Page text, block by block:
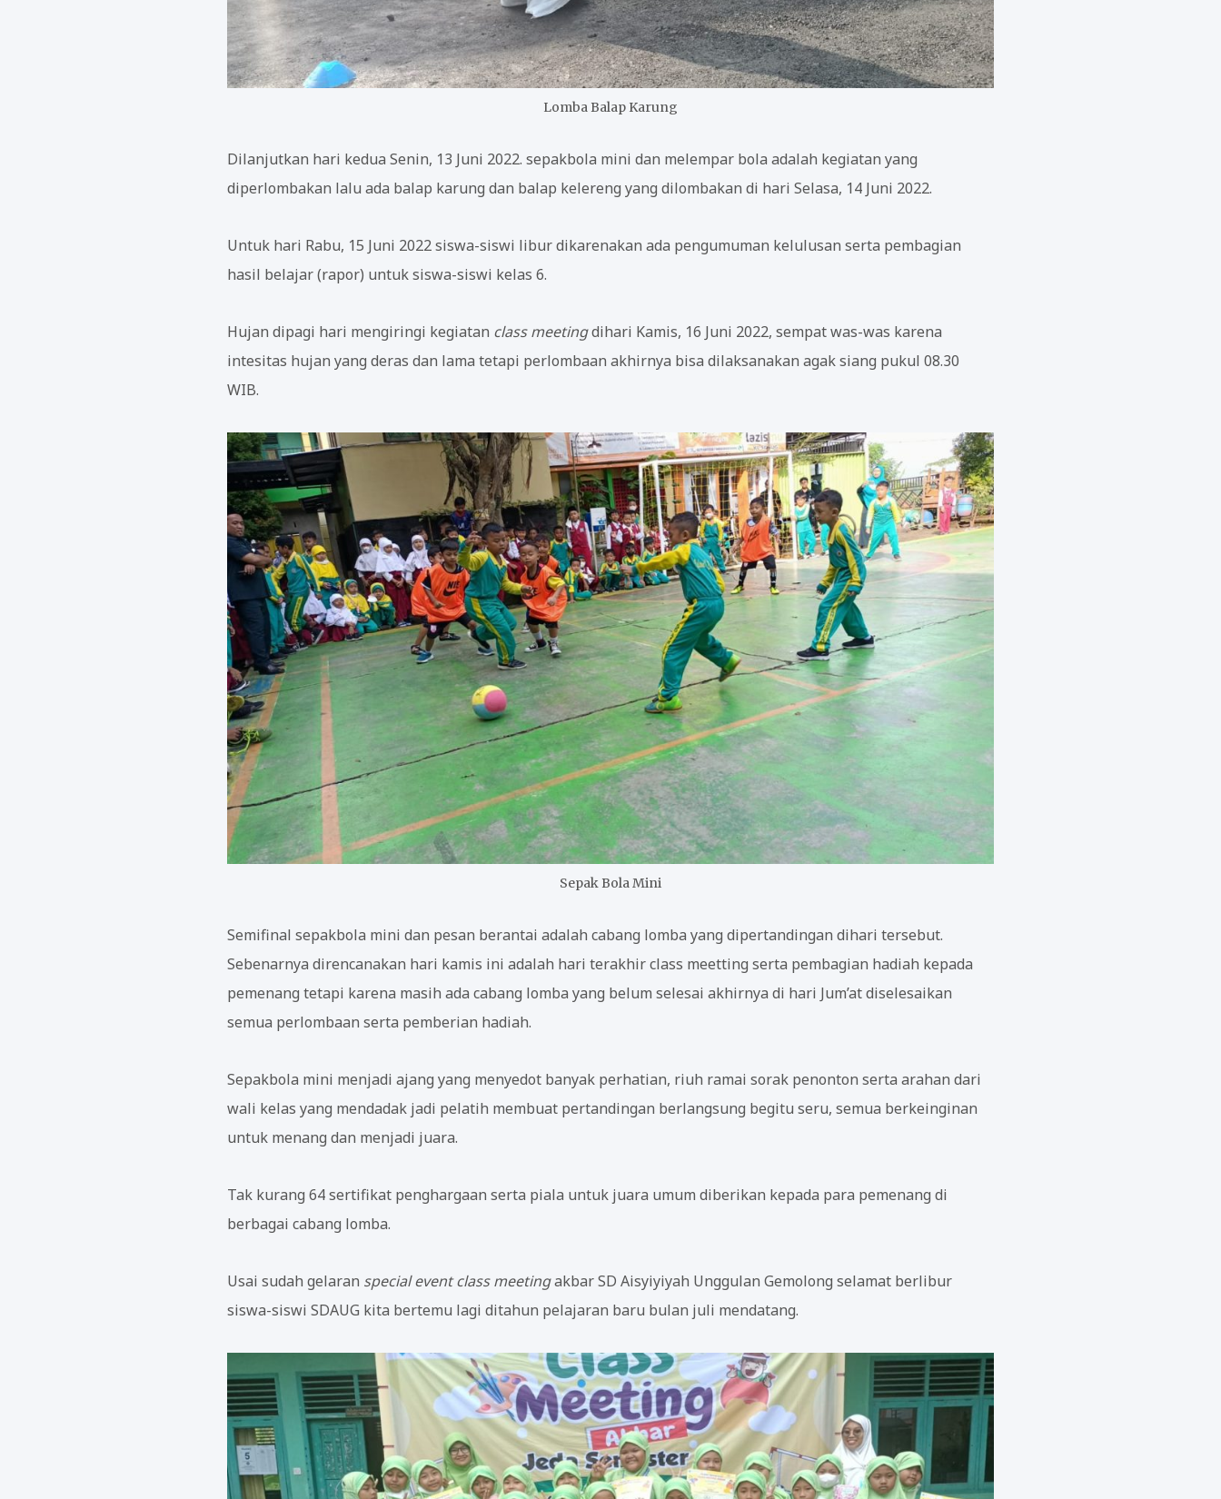
Lomba Balap Karung
Dilanjutkan hari kedua Senin, 13 Juni 2022. sepakbola mini dan melempar bola adalah kegiatan yang
diperlombakan lalu ada balap karung dan balap kelereng yang dilombakan di hari Selasa, 14 Juni 2022.
Untuk hari Rabu, 15 Juni 2022 siswa-siswi libur dikarenakan ada pengumuman kelulusan serta pembagian
hasil belajar (rapor) untuk siswa-siswi kelas 6.
Hujan dipagi hari mengiringi kegiatan class meetingdihari Kamis, 16 Juni 2022, sempat was-was karena
intesitas hujan yang deras dan lama tetapi perlombaan akhirnya bisa dilaksanakan agak siang pukul 08.30
WIB.
Sepak Bola Mini
Semifinal sepakbola mini dan pesan berantai adalah cabang lomba yang dipertandingan dihari tersebut.
Sebenarnya direncanakan hari kamis ini adalah hari terakhir class meetting serta pembagian hadiah kepada
pemenang tetapi karena masih ada cabang lomba yang belum selesai akhirnya di hari Jum’at diselesaikan
semua perlombaan serta pemberian hadiah.
Sepakbola mini menjadi ajang yang menyedot banyak perhatian, riuh ramai sorak penonton serta arahan dari
wali kelas yang mendadak jadi pelatih membuat pertandingan berlangsung begitu seru, semua berkeinginan
untuk menang dan menjadi juara.
Tak kurang 64 sertifikat penghargaan serta piala untuk juara umum diberikan kepada para pemenang di
berbagai cabang lomba.
Usai sudah gelaran special event class meetingakbar SD Aisyiyiyah Unggulan Gemolong selamat berlibur
siswa-siswi SDAUG kita bertemu lagi ditahun pelajaran baru bulan juli mendatang.